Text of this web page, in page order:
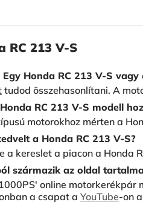
RC 213 V-S
Honda RC 213 V-S vagy
tudod összehasonlítani. A
RC 213 V-S modell
motorokhoz mérten a
a Honda RC 213 V-S?
a kereslet a piacon a Honda
származik az oldal
online
a csapat a YouTube-on